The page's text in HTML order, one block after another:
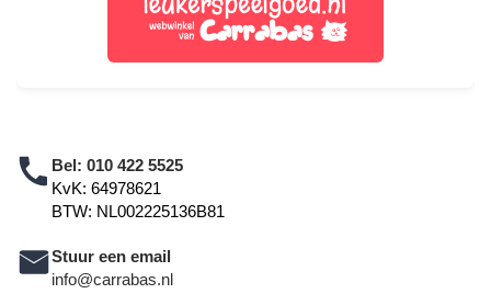
Bel: 010 422 5525
KvK: 64978621
BTW: NL002225136B81
Stuur een email
info@carrabas.nl